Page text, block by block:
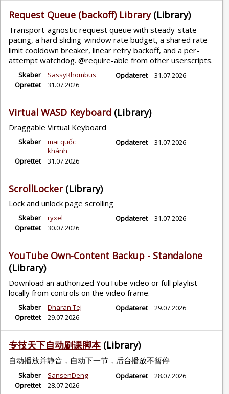
Request Queue (backoff) Library (Library)
Transport-agnostic request queue with steady-state
pacing, a hard sliding-window rate budget, a shared rate-
limit cooldown breaker, linear retry backoff, and a per-
attempt watchdog. @require-able from other userscripts.
Skaber
SassyRhombus
Oprettet
31.07.2026
Opdateret 31.07.2026
Virtual WASD Keyboard (Library)
Draggable Virtual Keyboard
Skaber
mai quốc
khánh
Oprettet
31.07.2026
Opdateret 31.07.2026
ScrollLocker (Library)
Lock and unlock page scrolling
Skaber
ryxel
Oprettet
30.07.2026
Opdateret 31.07.2026
YouTube Own-Content Backup - Standalone
(Library)
Download an authorized YouTube video or full playlist
locally from controls on the video frame.
Skaber
Dharan Tej
Oprettet
29.07.2026
Opdateret 29.07.2026
专技天下自动刷课脚本 (Library)
自动播放并静音，自动下一节，后台播放不暂停
Skaber
SansenDeng
Oprettet
28.07.2026
Opdateret 28.07.2026